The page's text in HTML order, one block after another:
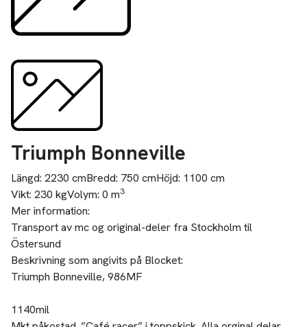
Triumph Bonneville
Längd: 2230 cmBredd: 750 cmHöjd: 1100 cm
Vikt: 230 kgVolym: 0 m3
Mer information:
Transport av mc og original-deler fra Stockholm til
Östersund
Beskrivning som angivits på Blocket:
Triumph Bonneville, 986MF
1140mil